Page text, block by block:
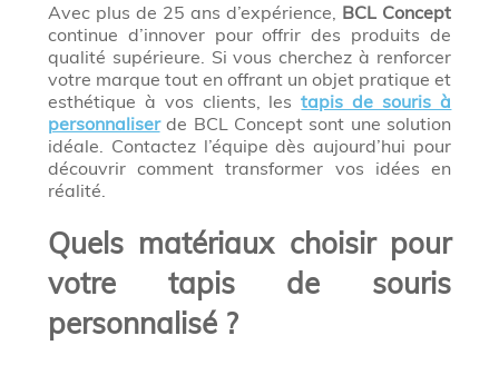
Avec plus de 25 ans d’expérience, BCL Concept
continue d’innover pour offrir des produits de
qualité supérieure. Si vous cherchez à renforcer
votre marque tout en offrant un objet pratique et
esthétique à vos clients, lestapis de souris à
personnaliserde BCL Concept sont une solution
idéale. Contactez l’équipe dès aujourd’hui pour
découvrir comment transformer vos idées en
réalité.
Quels matériaux choisir pour
votre tapis de souris
personnalisé ?